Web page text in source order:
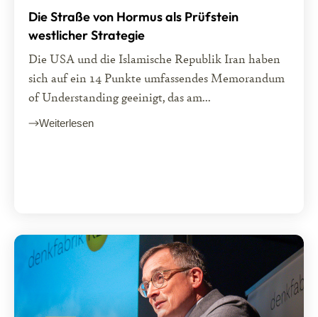
Die Straße von Hormus als Prüfstein
westlicher Strategie
Die USA und die Islamische Republik Iran haben
sich auf ein 14 Punkte umfassendes Memorandum
of Understanding geeinigt, das am...
Weiterlesen